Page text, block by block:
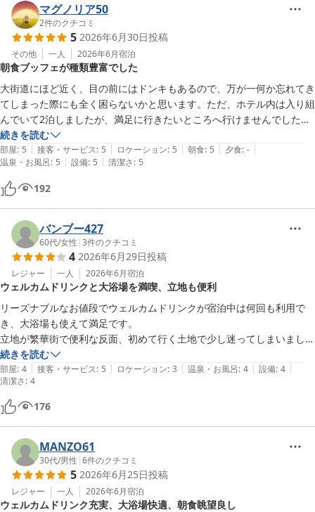
マグノリア50
2件のクチコミ
5 2026年6月30日投稿
その他 一人 2026年6月宿泊
朝食ブッフェが種類豊富でした
大街道にほど近く、目の前にはドンキもあるので、万が一何か忘れてき
てしまった際にも全く困らないかと思います。ただ、ホテル内は入り組
んでいて2泊しましたが、満足に行きたいところへ行けませんでした笑
方向音痴な方は気をつけてください。
続きを読む
部屋: 5 | 接客・サービス: 5 | ロケーション: 5 | 朝食: 5 | 夕食: - |
温泉・お風呂: 5 | 設備: 5 | 清潔さ: 5
192
バンブー427
60代/女性 |3件のクチコミ
4 2026年6月29日投稿
レジャー 一人 2026年6月宿泊
ウェルカムドリンクと大浴場を満喫、立地も便利
リーズナブルなお値段でウェルカムドリンクが宿泊中は何回も利用で
き、大浴場も使えて満足です。
立地が繁華街で便利な反面、初めて行く土地で少し迷ってしまいまし
た。
また夜もやや騒がしい声が外から聞こえたり、館内の方のお話し声が聞
こえたりしました。許容範囲内でしたがそこが少し残念でした。
大浴場は小さめでしたがいいお湯でした。
エレベーターをキーカードをかざさないといけないという説明を聞いて
なかったので入室する時に他のお客様に教えていただきました。どこか
に書いてあったかもしれませんが老眼ゆえ見つからず少し戸惑いまし
た。
色々書きましたが、総合的にはゆっくりくつろげました。
ありがとうございました。
続きを読む
部屋: 4 | 接客・サービス: 5 | ロケーション: 3 | 温泉・お風呂: 4 | 設備: 4 |
清潔さ: 4
176
MANZO61
30代/男性 |6件のクチコミ
5 2026年6月25日投稿
レジャー 一人 2026年6月宿泊
ウェルカムドリンク充実、大浴場快適、朝食眺望良し